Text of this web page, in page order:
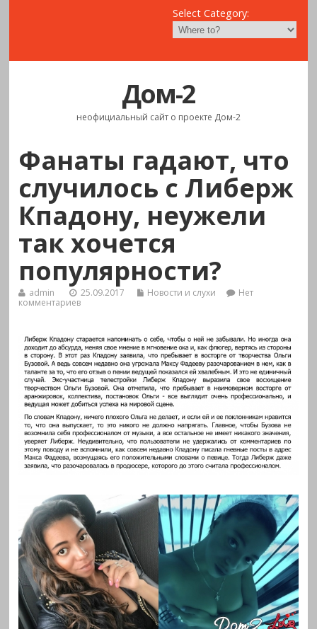
Select Category:
Дом-2
неофициальный сайт о проекте Дом-2
Фанаты гадают, что
случилось с Либерж
Кпадону, неужели
так хочется
популярности?
admin 25.09.2017 Новости и слухи
Нет
комментариев